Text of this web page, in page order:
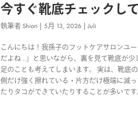
今すぐ靴底チェックし
執筆者 Shiori |5月 13, 2026 |Juli
こんにちは！我孫子のフットケアサロンユ
だよね…」と思いながら、裏を見て靴底が
足のことも考えてしまいます。 実は、靴底
側だけ強く擦れている・片方だけ極端に減
たりタコができていたりすることが多いです